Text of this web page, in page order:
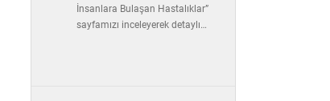
İnsanlara Bulaşan Hastalıklar”
sayfamızı inceleyerek detaylı…